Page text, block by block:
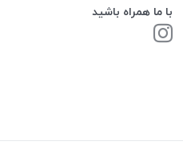
با ما همراه باشید